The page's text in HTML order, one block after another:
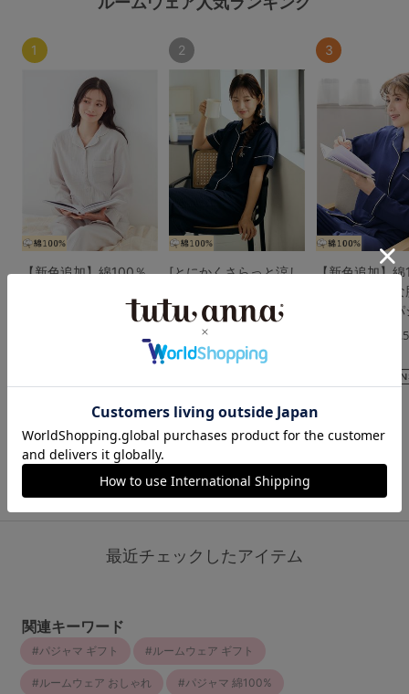
1
【新色追加】綿100％
(税込)
2
[とにかくさらっと涼し
無地サッカー半袖パジ
4.2
￥3,509 (税込)
3
【新色追加】
とろけるよう
のリラックス
4.5
￥3,390
ランキングをもっと見る
最近チェックしたアイテム
関連キーワード
パジャマ ギフト ルームウェア ギフト
ルームウェア おしゃれ パジャマ 綿100%